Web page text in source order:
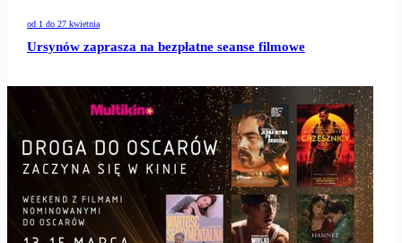
od 1 do 27 kwietnia
Ursynów zaprasza na bezpłatne seanse filmowe